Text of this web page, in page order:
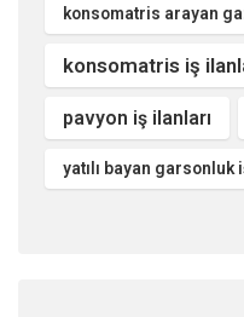
konsomatris arayan
konsomatris iş
pavyon iş ilanları
yatılı bayan garsonluk